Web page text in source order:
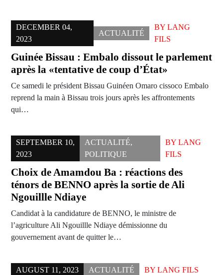
DECEMBER 04,
2023
ACTUALITÉ
BY LANG
FILS
Guinée Bissau : Embalo dissout le parlement
après la «tentative de coup d’État»
Ce samedi le président Bissau Guinéen Omaro cissoco Embalo
reprend la main à Bissau trois jours après les affrontements
qui…
SEPTEMBER 10,
2023
ACTUALITÉ,
POLITIQUE
BYLANG
FILS
Choix de Amamdou Ba : réactions des
ténors de BENNO après la sortie de Ali
Ngouillle Ndiaye
Candidat à la candidature de BENNO, le ministre de
l’agriculture Ali Ngouillle Ndiaye démissionne du
gouvernement avant de quitter le…
AUGUST 11, 2023 ACTUALITÉ BY LANG FILS